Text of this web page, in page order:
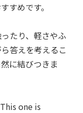
すめです。
たり、軽さやふ
答えを考えるこ
に結びつきま
one is